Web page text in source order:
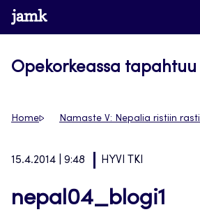
Siirry
suoraan
www.jamk.fi
Opekorkeassa tapahtuu
Home Namaste V: Nepalia ristiin
15.4.2014 | 9:48 HYVI TKI
nepal04_blogi1